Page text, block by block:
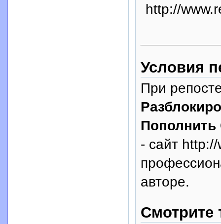
http://
Условия
При
Пополнить
- сайт
авторе.
Смотрите